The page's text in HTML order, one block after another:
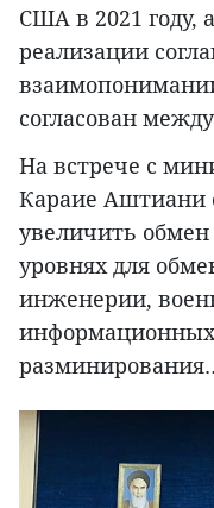
США в 2021 году,
реализации
согласован
На встрече с
Караие Аштиани
увеличить
уровнях для
инженерии,